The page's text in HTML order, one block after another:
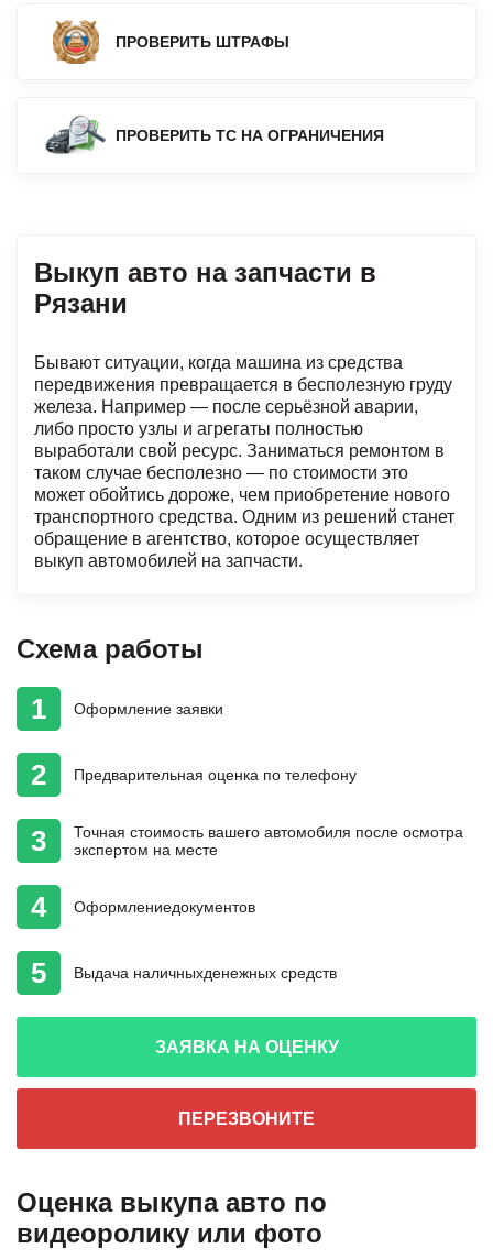
Выкуп авто на запчасти в
Рязани
Бывают ситуации, когда машина из средства
передвижения превращается в бесполезную груду
железа. Например — после серьёзной аварии,
либо просто узлы и агрегаты полностью
выработали свой ресурс. Заниматься ремонтом в
таком случае бесполезно — по стоимости это
может обойтись дороже, чем приобретение нового
транспортного средства. Одним из решений станет
обращение в агентство, которое осуществляет
выкуп автомобилей на запчасти.
Схема работы
1 Оформление заявки
2 Предварительная оценка по телефону
3 Точная стоимость вашего автомобиля после осмотра
экспертом на месте
4 Оформлениедокументов
5 Выдача наличныхденежных средств
ЗАЯВКА НА ОЦЕНКУ
ПЕРЕЗВОНИТЕ
Оценка выкупа авто по
видеоролику или фото
ПРОВЕРИТЬ ШТРАФЫ
ПРОВЕРИТЬ ТС НА ОГРАНИЧЕНИЯ